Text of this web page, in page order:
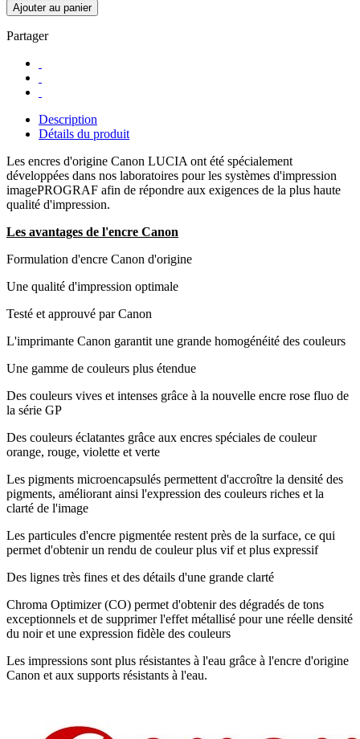
Ajouter au panier
Partager
Description
Détails du produit
Les encres d'origine Canon LUCIA ont été spécialement
développées dans nos laboratoires pour les systèmes d'impression
imagePROGRAF afin de répondre aux exigences de la plus haute
qualité d'impression.
Les avantages de l'encre Canon
Formulation d'encre Canon d'origine
Une qualité d'impression optimale
Testé et approuvé par Canon
L'imprimante Canon garantit une grande homogénéité des couleurs
Une gamme de couleurs plus étendue
Des couleurs vives et intenses grâce à la nouvelle encre rose fluo de
la série GP
Des couleurs éclatantes grâce aux encres spéciales de couleur
orange, rouge, violette et verte
Les pigments microencapsulés permettent d'accroître la densité des
pigments, améliorant ainsi l'expression des couleurs riches et la
clarté de l'image
Les particules d'encre pigmentée restent près de la surface, ce qui
permet d'obtenir un rendu de couleur plus vif et plus expressif
Des lignes très fines et des détails d'une grande clarté
Chroma Optimizer (CO) permet d'obtenir des dégradés de tons
exceptionnels et de supprimer l'effet métallisé pour une réelle densité
du noir et une expression fidèle des couleurs
Les impressions sont plus résistantes à l'eau grâce à l'encre d'origine
Canon et aux supports résistants à l'eau.